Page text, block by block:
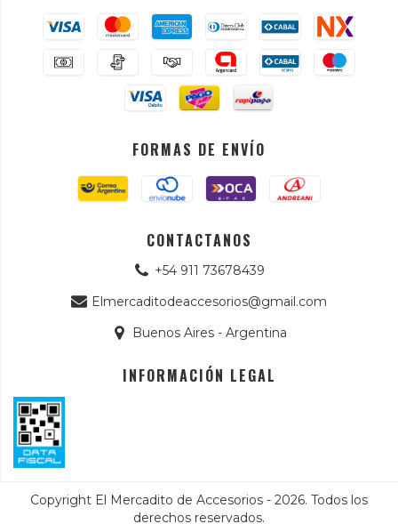
FORMAS DE ENVÍO
CONTACTANOS
+54 911 73678439
Elmercaditodeaccesorios@gmail.com
Buenos Aires - Argentina
INFORMACIÓN LEGAL
Copyright El Mercadito de Accesorios - 2026. Todos los
derechos reservados.